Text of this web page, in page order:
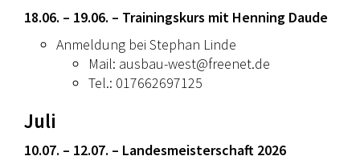
18.06. – 19.06. – Trainingskurs mit Henning Daude
Anmeldung bei Stephan Linde
Mail: ausbau-west@freenet.de
Tel.: 017662697125
Juli
10.07. – 12.07. – Landesmeisterschaft 2026